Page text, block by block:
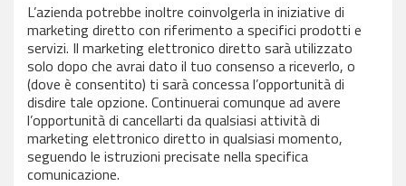
L’azienda potrebbe inoltre coinvolgerla in iniziative di
marketing diretto con riferimento a specifici prodotti e
servizi. Il marketing elettronico diretto sarà utilizzato
solo dopo che avrai dato il tuo consenso a riceverlo, o
(dove è consentito) ti sarà concessa l’opportunità di
disdire tale opzione. Continuerai comunque ad avere
l’opportunità di cancellarti da qualsiasi attività di
marketing elettronico diretto in qualsiasi momento,
seguendo le istruzioni precisate nella specifica
comunicazione.